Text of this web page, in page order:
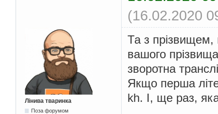
(16.02.2020
Лінива тваринка
Поза форумом
Та з
вашого
зворотна
Якщо перша
kh. І, ще раз,